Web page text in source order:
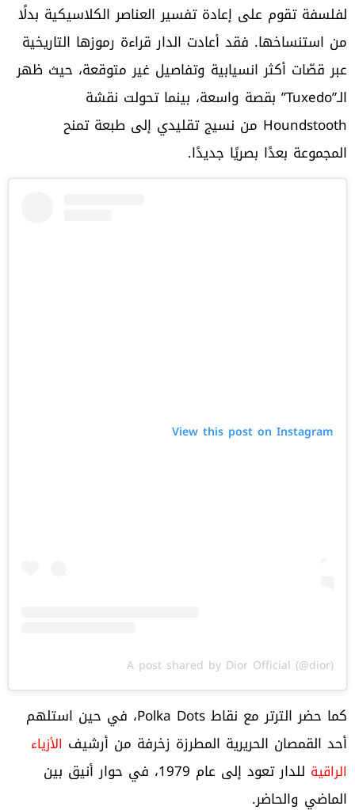
لفلسفة تقوم على إعادة تفسير العناصر الكلاسيكية بدلًا
من استنساخها. فقد أعادت الدار قراءة رموزها التاريخية
عبر قصّات أكثر انسيابية وتفاصيل غير متوقعة، حيث ظهر
الـ”Tuxedo” بقصة واسعة، بينما تحولت نقشة
Houndstooth من نسيج تقليدي إلى طبعة تمنح
المجموعة بعدًا بصريًا جديدًا.
View this post on Instagram
A post shared by Dior Official (@dior)
كما حضر الترتر مع نقاط Polka Dots، في حين استلهم
أحد القمصان الحريرية المطرزة زخرفة من أرشيف الأزياء
الراقية
للدار تعود إلى عام 1979، في حوار أنيق بين
الماضي والحاضر.